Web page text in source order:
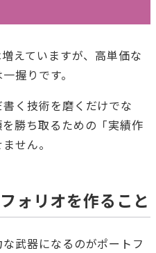
えていますが、高単価な
握りです。
く技術を磨くだけでな
勝ち取るための「実績作
せん。
ォリオを作ること
武器になるのがポートフ